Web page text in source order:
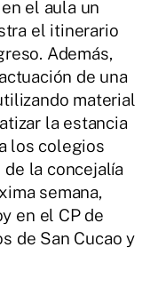
el aula un
el itinerario
Además,
de una
material
la estancia
los colegios
la concejalía
semana,
en el CP de
de San Cucao y